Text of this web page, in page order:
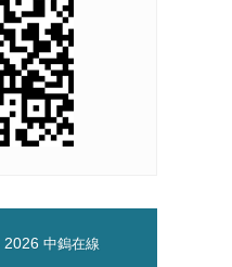
2026 中鎢在線